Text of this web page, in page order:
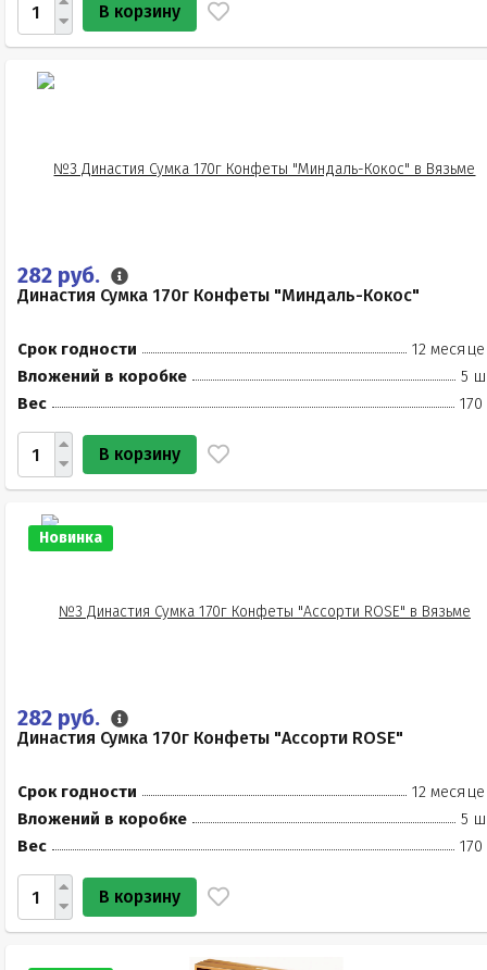
В корзину
282 руб.
Династия Сумка 170г Конфеты "Миндаль-Кокос"
Срок годности
12
Вложений в коробке
5
Вес
170
В корзину
Новинка
282 руб.
Династия Сумка 170г Конфеты "Ассорти ROSE"
Срок годности
12
Вложений в коробке
5
Вес
170
В корзину